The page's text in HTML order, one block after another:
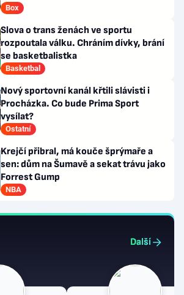
Box
Slova o trans ženách ve sportu
rozpoutala válku. Chráním dívky, brání
se basketbalistka
Basketbal
Nový sportovní kanál křtili slávisti i
Procházka. Co bude Prima Sport
vysílat?
Ostatní
Krejčí přibral, má kouče šprýmaře a
sen: dům na Šumavě a sekat trávu jako
Forrest Gump
NBA
Další